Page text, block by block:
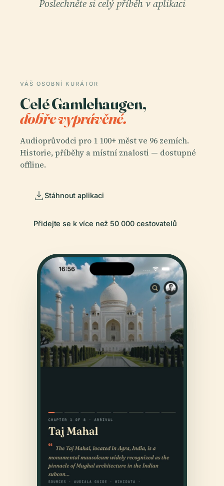
Poslechněte si celý příběh v aplikaci
VÁŠ OSOBNÍ KURÁTOR
Celé Gamlehaugen,
dobře vyprávěné.
Audioprůvodci pro 1 100+ měst ve 96 zemích.
Historie, příběhy a místní znalosti — dostupné
offline.
Stáhnout aplikaci
Přidejte se k více než 50 000 cestovatelů